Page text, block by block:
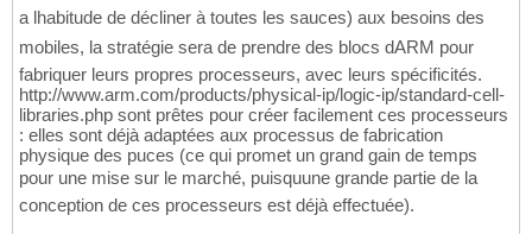
a lhabitude de décliner à toutes les sauces) aux besoins des
mobiles, la stratégie sera de prendre des blocs dARM pour
fabriquer leurs propres processeurs, avec leurs spécificités.
http://www.arm.com/products/physical-ip/logic-ip/standard-cell-
libraries.php sont prêtes pour créer facilement ces processeurs
: elles sont déjà adaptées aux processus de fabrication
physique des puces (ce qui promet un grand gain de temps
pour une mise sur le marché, puisquune grande partie de la
conception de ces processeurs est déjà effectuée).